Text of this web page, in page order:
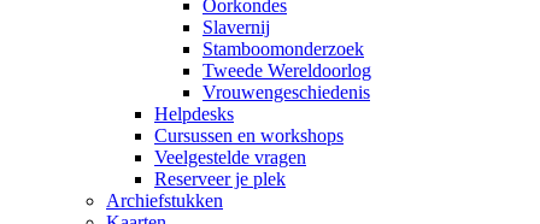
Oorkondes
Slavernij
Stamboomonderzoek
Tweede Wereldoorlog
Vrouwengeschiedenis
Helpdesks
Cursussen en workshops
Veelgestelde vragen
Reserveer je plek
Archiefstukken